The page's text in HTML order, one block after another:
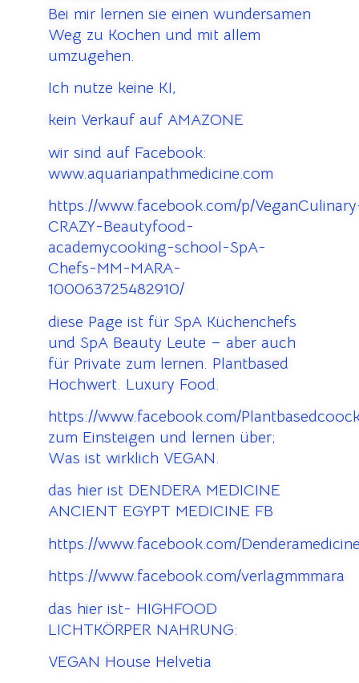
Bei mir lernen sie einen wundersamen
Weg zu Kochen und mit allem
umzugehen.
Ich nutze keine KI,
kein Verkauf auf AMAZONE
wir sind auf Facebook:
www.aquarianpathmedicine.com
https://www.facebook.com/p/
CRAZY-Beautyfood-
academycooking-school-SpA-
Chefs-MM-MARA-
100063725482910/
diese Page ist für SpA Küchenchefs
und SpA Beauty Leute – aber auch
für Private zum lernen. Plantbased
Hochwert. Luxury Food.
https://www.facebook.com/
zum Einsteigen und lernen über;
Was ist wirklich VEGAN.
das hier ist DENDERA MEDICINE
ANCIENT EGYPT MEDICINE FB
https://www.facebook.com/
https://www.facebook.com/verlagmmmara
das hier ist- HIGHFOOD
LICHTKÖRPER NAHRUNG:
VEGAN House Helvetia